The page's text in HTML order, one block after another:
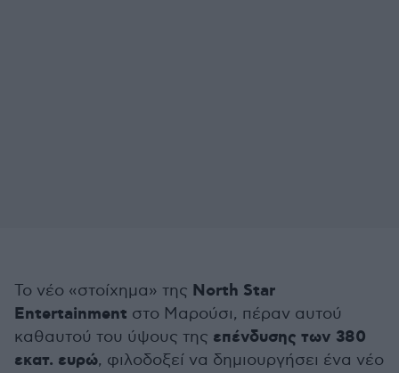
Το νέο «στοίχημα» της North Star
Entertainment στο Μαρούσι, πέραν αυτού
καθαυτού του ύψους της επένδυσης των 380
εκατ. ευρώ, φιλοδοξεί να δημιουργήσει ένα νέο